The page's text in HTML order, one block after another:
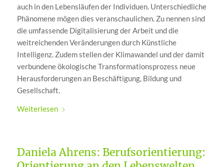
auch in den Lebensläufen der Individuen. Unterschiedliche
Phänomene mögen dies veranschaulichen. Zu nennen sind
die umfassende Digitalisierung der Arbeit und die
weitreichenden Veränderungen durch Künstliche
Intelligenz. Zudem stellen der Klimawandel und der damit
verbundene ökologische Transformationsprozess neue
Herausforderungen an Beschäftigung, Bildung und
Gesellschaft.
Weiterlesen
Daniela Ahrens: Berufsorientierung: